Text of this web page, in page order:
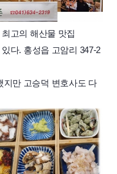
최고의 해산물 맛집
다. 홍성읍 고암리 347-2
지만 고승덕 변호사도 다